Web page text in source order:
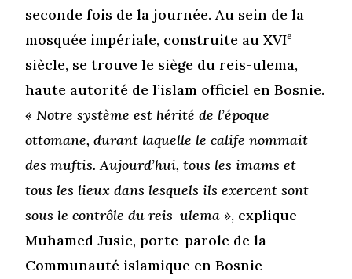
seconde fois de la journée. Au sein de la
mosquée impériale, construite au XVIe
siècle, se trouve le siège du reis-ulema,
haute autorité de l’islam officiel en Bosnie.
« Notre système est hérité de l’époque
ottomane, durant laquelle le calife nommait
des muftis. Aujourd’hui, tous les imams et
tous les lieux dans lesquels ils exercent sont
sous le contrôle du reis-ulema », explique
Muhamed Jusic, porte-parole de la
Communauté islamique en Bosnie-